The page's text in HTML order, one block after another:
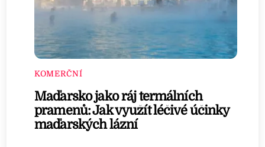
KOMERČNÍ
Maďarsko jako ráj termálních
pramenů: Jak využít léčivé účinky
maďarských lázní